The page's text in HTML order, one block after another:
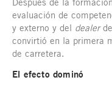
evaluación de
y externo y del dealer
convirtió en la primera
de carretera.
El efecto dominó